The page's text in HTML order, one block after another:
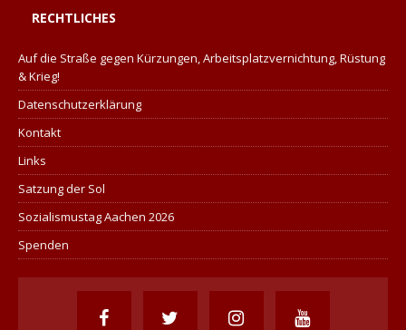
RECHTLICHES
Auf die Straße gegen Kürzungen, Arbeitsplatzvernichtung, Rüstung
& Krieg!
Datenschutzerklärung
Kontakt
Links
Satzung der Sol
Sozialismustag Aachen 2026
Spenden